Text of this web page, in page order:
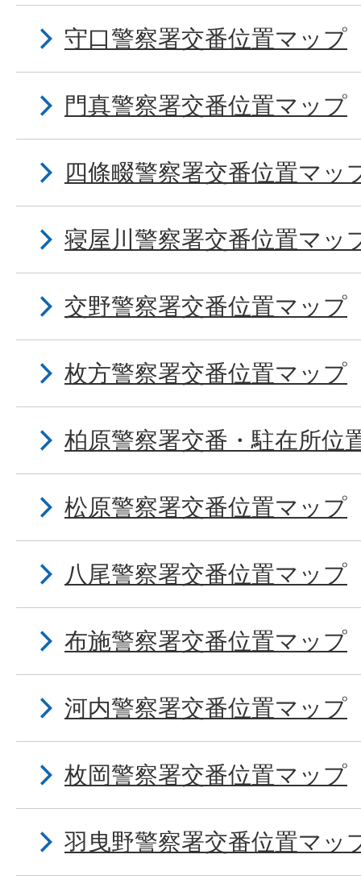
守口警察署交番位置マップ
門真警察署交番位置マップ
四條畷警察署交番位置マッ
寝屋川警察署交番位置マッ
交野警察署交番位置マップ
枚方警察署交番位置マップ
柏原警察署交番・駐在所位
松原警察署交番位置マップ
八尾警察署交番位置マップ
布施警察署交番位置マップ
河内警察署交番位置マップ
枚岡警察署交番位置マップ
羽曳野警察署交番位置マッ